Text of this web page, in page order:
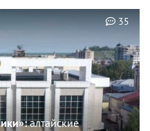
алтайские
35